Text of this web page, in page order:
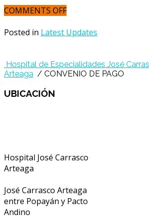
COMMENTS OFF
Posted in Latest Updates
Hospital de Especialidades José
Arteaga / CONVENIO DE PAGO
UBICACIÓN
Hospital José Carrasco
Arteaga
José Carrasco Arteaga
entre Popayán y Pacto
Andino